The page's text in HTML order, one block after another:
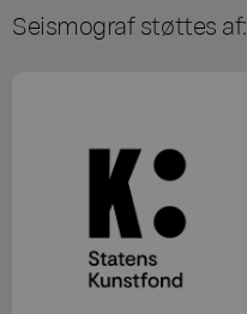
Seismograf støttes af: